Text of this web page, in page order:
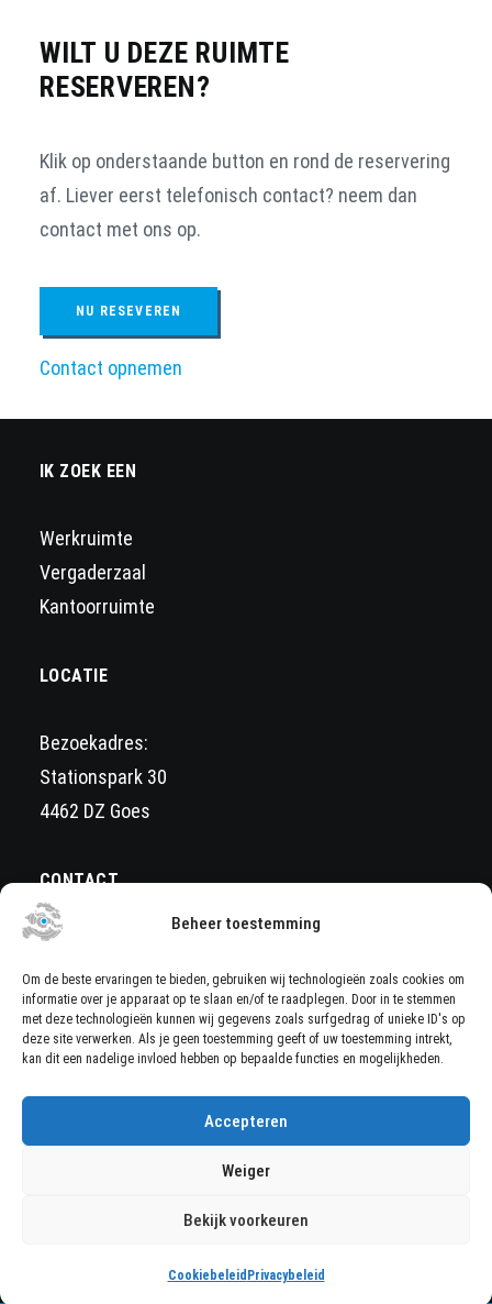
Beheer toestemming
Om de beste ervaringen te bieden, gebruiken wij technologieën zoals cookies om
informatie over je apparaat op te slaan en/of te raadplegen. Door in te stemmen
met deze technologieën kunnen wij gegevens zoals surfgedrag of unieke ID's op
deze site verwerken. Als je geen toestemming geeft of uw toestemming intrekt,
kan dit een nadelige invloed hebben op bepaalde functies en mogelijkheden.
Accepteren
Weiger
Bekijk voorkeuren
Cookiebeleid Privacybeleid
WILT U DEZE RUIMTE
RESERVEREN?
Klik op onderstaande button en rond de reservering
af. Liever eerst telefonisch contact? neem dan
contact met ons op.
NU RESEVEREN
Contact opnemen
IK ZOEK EEN
Werkruimte
Vergaderzaal
Kantoorruimte
LOCATIE
Bezoekadres:
Stationspark 30
4462 DZ Goes
CONTACT
Wil je meer informatie of een aanbieding op maat?
Stuur een mail naar
info@ondernemerscentrumzeeland.nlof bel naar
+31113784022